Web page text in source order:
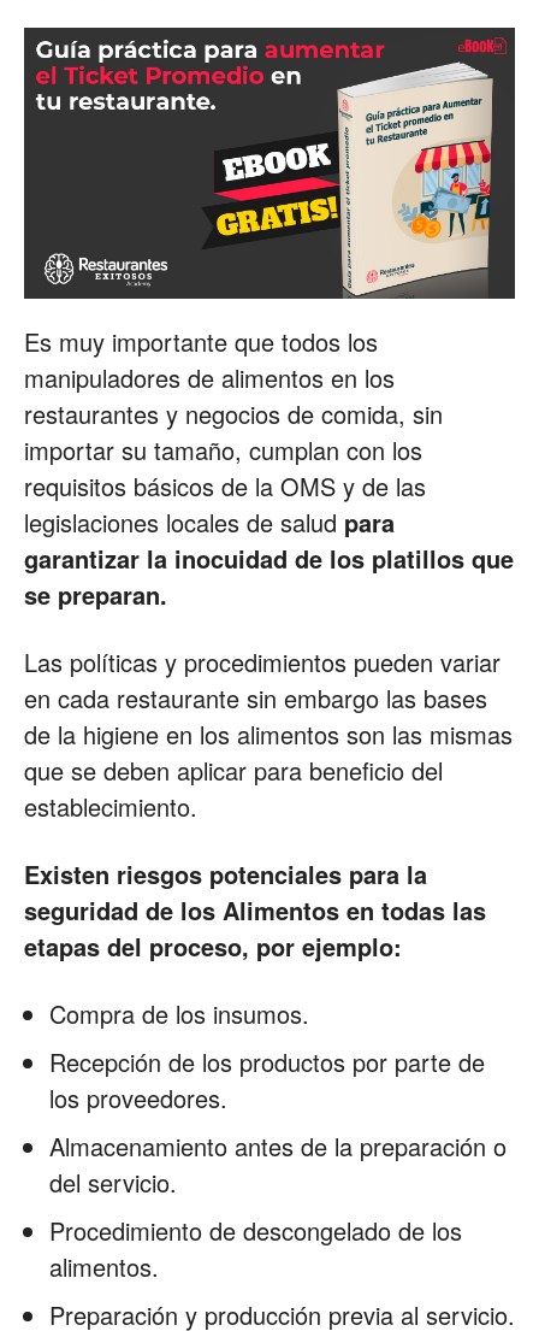
Restaurantes
|
de
Restaurantes
Marketing
Restaurantes
Es muy importante que todos los
manipuladores de alimentos en los
restaurantes y negocios de comida, sin
importar su tamaño, cumplan con los
requisitos básicos de la OMS y de las
legislaciones locales de salud para
garantizar la inocuidad de los platillos que
se preparan.
Las políticas y procedimientos pueden variar
en cada restaurante sin embargo las bases
de la higiene en los alimentos son las mismas
que se deben aplicar para beneficio del
establecimiento.
Existen riesgos potenciales para la
seguridad de los Alimentos en todas las
etapas del proceso, por ejemplo:
Compra de los insumos.
Recepción de los productos por parte de
los proveedores.
Almacenamiento antes de la preparación o
del servicio.
Procedimiento de descongelado de los
alimentos.
Preparación y producción previa al servicio.